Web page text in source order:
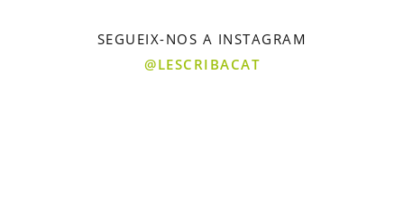
SEGUEIX-NOS A INSTAGRAM
@LESCRIBACAT